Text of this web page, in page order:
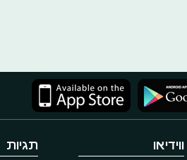
ווידיאו תגיות